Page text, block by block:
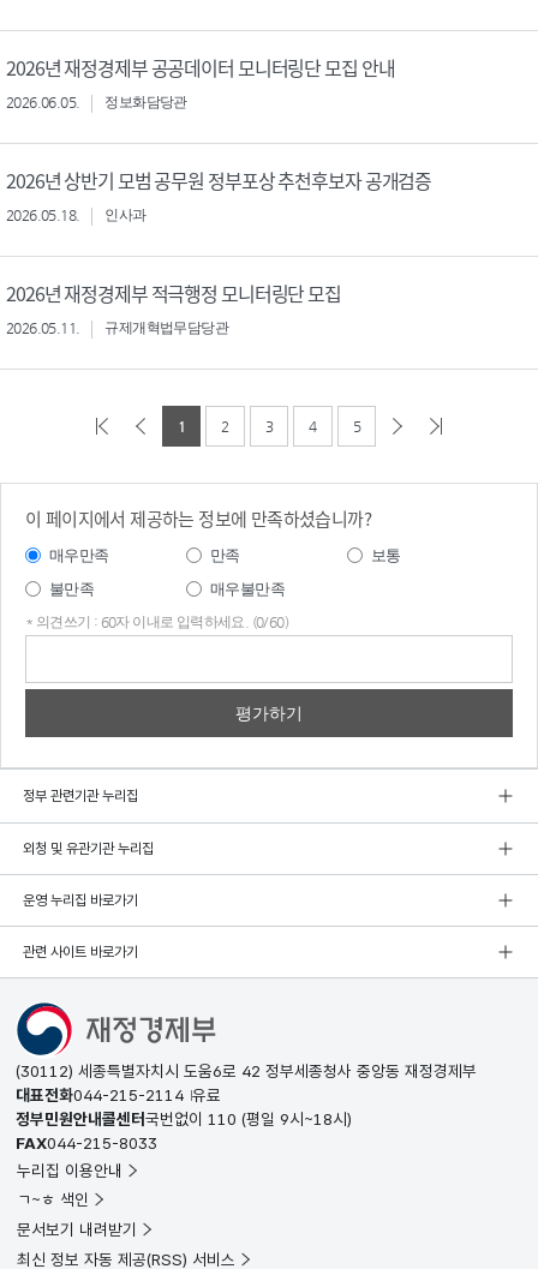
2026년 재정경제부 공공데이터 모니터링단 모집 안내
2026.06.05. 정보화담당관
2026년 상반기 모범 공무원 정부포상 추천후보자 공개검증
2026.05.18. 인사과
2026년 재정경제부 적극행정 모니터링단 모집
2026.05.11. 규제개혁법무담당관
1 2 3 4 5
이 페이지에서 제공하는 정보에 만족하셨습니까?
매우만족 만족
보통
불만족
매우불만족
* 의견쓰기 : 60자 이내로 입력하세요. (0/60)
정부 관련기관 누리집
외청 및 유관기관 누리집
운영 누리집 바로가기
관련 사이트 바로가기
(30112) 세종특별자치시 도움6로 42 정부세종청사 중앙동 재정경제부
대표전화044-215-2114 유료
정부민원안내콜센터국번없이 110 (평일 9시~18시)
FAX044-215-8033
누리집 이용안내
ㄱ~ㅎ 색인
문서보기 내려받기
최신 정보 자동 제공(RSS) 서비스